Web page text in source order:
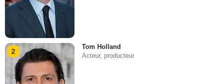
2
Tom Holland
Acteur, producteur